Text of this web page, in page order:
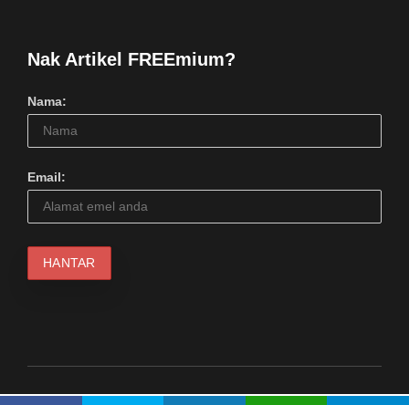
Nak Artikel FREEmium?
Nama:
Email: